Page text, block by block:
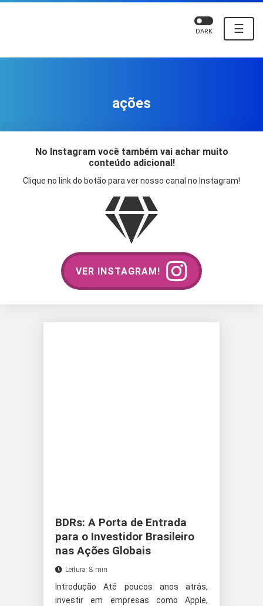
☰
DARK
ações
No Instagram você também vai achar muito
conteúdo adicional!
Clique no link do botão para ver nosso canal no Instagram!
VER INSTAGRAM!
BDRs: A Porta de Entrada
para o Investidor Brasileiro
nas Ações Globais
Leitura: 8 min
Introdução Até poucos anos atrás,
investir em empresas como Apple,